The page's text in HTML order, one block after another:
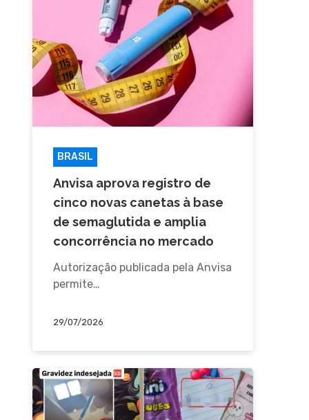
BRASIL
Anvisa aprova registro de
cinco novas canetas à base
de semaglutida e amplia
concorrência no mercado
Autorização publicada pela Anvisa
permite…
29/07/2026